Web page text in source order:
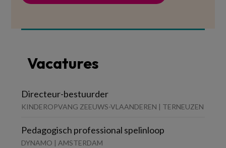
Vacatures
Directeur-bestuurder
KINDEROPVANG ZEEUWS-VLAANDEREN | TERNEUZEN
Pedagogisch professional spelinloop
DYNAMO | AMSTERDAM